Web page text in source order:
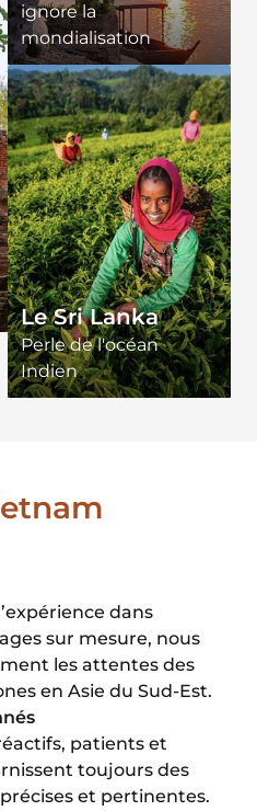
ignore la
mondialisation
Le Sri Lanka
Perle de l'océan
Indien
dans
sur mesure, nous
les attentes des
en Asie du Sud-Est.
patients et
toujours des
et pertinentes.